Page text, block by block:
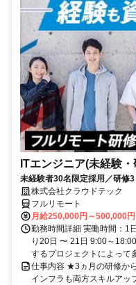
ITエンジニア(未経験
未経験者30名限定採用／研修3
株式会社クラウドテック
フルリモート
月給250,000円～500,000円
勤務時間詳細 実働時間：1
り20日 〜 21日 9:00～
するプロジェクトによって
仕事内容 ★3ヵ月の研修か
インフラも両方スキルア